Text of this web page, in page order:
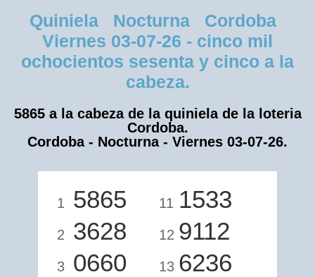
Quiniela Nocturna Cordoba
Viernes 03-07-26 - cinco mil
ochocientos sesenta y cinco a la
cabeza.
5865 a la cabeza de la quiniela de la loteria
Cordoba.
Cordoba - Nocturna - Viernes 03-07-26.
1 5865
2 3628
3 0660
11 1533
12 9112
13 6236